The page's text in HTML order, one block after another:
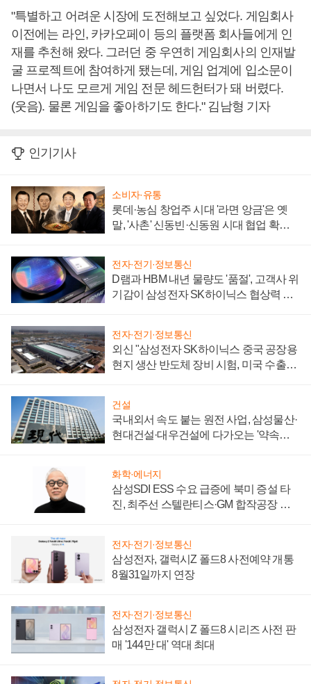
"특별하고 어려운 시장에 도전해보고 싶었다. 게임회사
이전에는 라인, 카카오페이 등의 플랫폼 회사들에게 인
재를 추천해 왔다. 그러던 중 우연히 게임회사의 인재발
굴 프로젝트에 참여하게 됐는데, 게임 업계에 입소문이
나면서 나도 모르게 게임 전문 헤드헌터가 돼 버렸다.
(웃음). 물론 게임을 좋아하기도 한다." 김남형 기자
인기기사
소비자·유통
롯데·농심 창업주 시대 '라면 앙금'은 옛
말, '사촌' 신동빈·신동원 시대 협업 확대
전자·전기·정보통신
D램과 HBM 내년 물량도 '품절', 고객사 위
기감이 삼성전자 SK하이닉스 협상력 더
전자·전기·정보통신
외신 "삼성전자 SK하이닉스 중국 공장용
현지 생산 반도체 장비 시험, 미국 수출통
건설
국내외서 속도 붙는 원전 사업, 삼성물산·
현대건설·대우건설에 다가오는 '약속의
화학·에너지
삼성SDI ESS 수요 급증에 북미 증설 타
진, 최주선 스텔란티스·GM 합작공장 건
전자·전기·정보통신
삼성전자, 갤럭시Z 폴드8 사전예약 개통
8월31일까지 연장
전자·전기·정보통신
삼성전자 갤럭시 Z 폴드8 시리즈 사전 판
매 '144만 대' 역대 최대